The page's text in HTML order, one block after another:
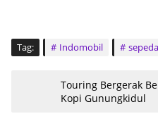
Tag: Indomobil
Touring Bergerak
Kopi Gunungkidul